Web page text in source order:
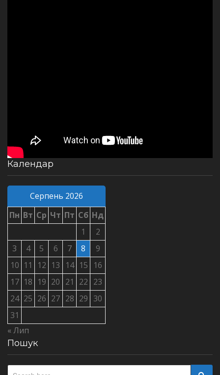
Календар
Серпень 2026
Пн Вт Ср Чт Пт Сб Нд
1
2
3
4 5 6 7 8
9
10 11 12 13 14 15
16
17 18 19 20 21 22 23
24 25 26 27 28 29 30
31
« Лип
Пошук